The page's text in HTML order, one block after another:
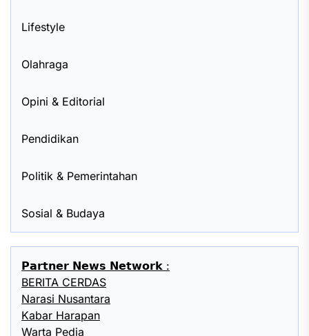
Lifestyle
Olahraga
Opini & Editorial
Pendidikan
Politik & Pemerintahan
Sosial & Budaya
𝗣𝗮𝗿𝘁𝗻𝗲𝗿 𝗡𝗲𝘄𝘀 𝗡𝗲𝘁𝘄𝗼𝗿𝗸 :
BERITA CERDAS
Narasi Nusantara
Kabar Harapan
Warta Pedia